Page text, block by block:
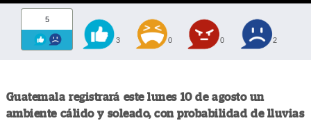
5
3 0 0 2
Guatemala registrará este lunes 10 de agosto un
ambiente cálido y soleado, con probabilidad de lluvias